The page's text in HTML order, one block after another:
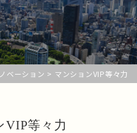
ベーション > マンションVIP等々力
VIP等々力